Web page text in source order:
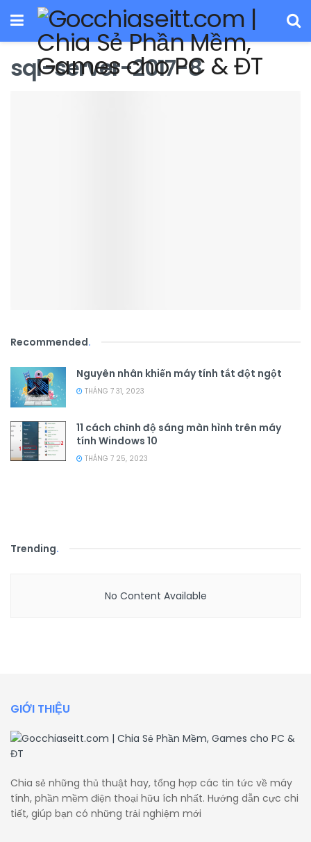
sql-server-2017-8
Recommended.
Nguyên nhân khiến máy tính tắt đột ngột
THÁNG 7 31, 2023
11 cách chỉnh độ sáng màn hình trên máy
tính Windows 10
THÁNG 7 25, 2023
Trending.
No Content Available
GIỚI THIỆU
Chia sẻ những thủ thuật hay, tổng hợp các tin tức về máy
tính, phần mềm điện thoại hữu ích nhất. Hướng dẫn cực chi
tiết, giúp bạn có những trải nghiệm mới